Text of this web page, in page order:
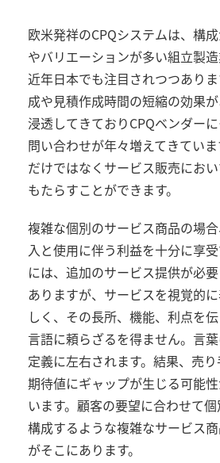
欧米発祥のCPQシステムは、構
やバリエーションが多い組立製造
近年日本でも注目されつつあり
成や見積作成時間の短縮の効果
浸透してきておりCPQベンダー
問い合わせが年々増えてきてい
だけではなくサービス販売にお
もたらすことができます。
複雑な個別のサービス商品の場
入と使用に伴う利益を十分に享
には、追加のサービス提供が必
ありますが、サービスを視覚的
しく、その長所、機能、利点を
言語に頼らざるを得ません。言
定義に左右されます。結果、売
期待値にギャップが生じる可能
います。顧客の要望に合わせて
構成するような複雑なサービス
がそこにあります。